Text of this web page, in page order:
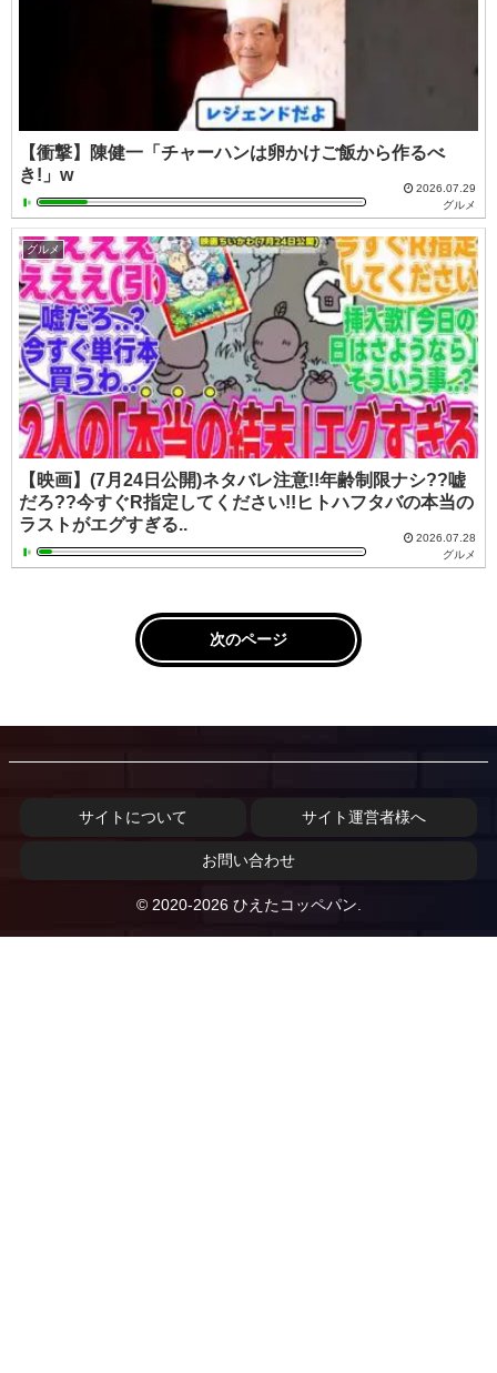
【衝撃】陳健一「チャーハンは卵かけご飯から作るべ
き!」w
2026.07.29
グルメ
グルメ
【映画】(7月24日公開)ネタバレ注意!!年齢制限ナシ??嘘
だろ??今すぐR指定してください!!ヒトハフタバの本当の
ラストがエグすぎる..
2026.07.28
グルメ
次のページ
サイトについて サイト運営者様へ
お問い合わせ
© 2020-2026 ひえたコッペパン.